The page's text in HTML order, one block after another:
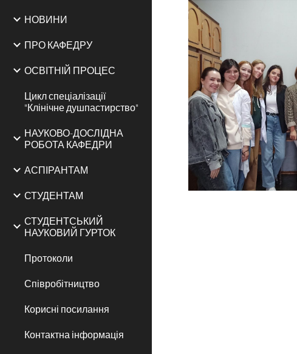
НОВИНИ
ПРО КАФЕДРУ
ОСВІТНІЙ ПРОЦЕС
Цикл спеціалізації
"Клінічне душпастирство"
НАУКОВО-ДОСЛІДНА
РОБОТА КАФЕДРИ
АСПІРАНТАМ
СТУДЕНТАМ
СТУДЕНТСЬКИЙ
НАУКОВИЙ ГУРТОК
Протоколи
Співробітництво
Корисні посилання
Контактна інформація